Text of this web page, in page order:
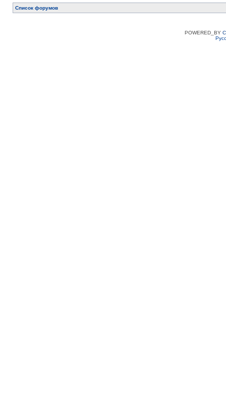
Список форумов
POWERED_BY